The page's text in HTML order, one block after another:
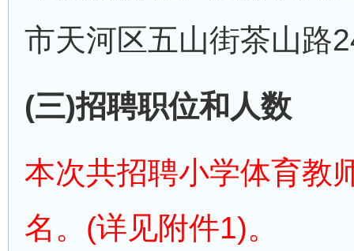
市天河区五山街茶山路
(三)招聘职位和人数
本次共招聘小学体育教
名。(详见附件1)。